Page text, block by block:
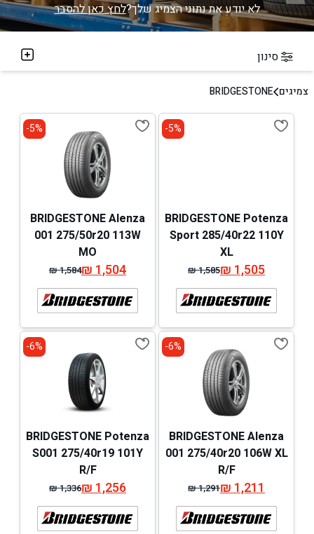
לא יודע את נתוני הצמיג שלך?לחץ כאן להסבר
סינון
צמיגים BRIDGESTONE
5%-
BRIDGESTONE Potenza
Sport 285/40r22 110Y
XL
₪1,585
המחיר
המקורי
היה:
₪ 1,585.
₪1,505
המחיר
הנוכחי
הוא:
₪ 1,505.
5%-
BRIDGESTONE Alenza
001 275/50r20 113W
MO
₪1,584
המחיר
המקורי
היה:
₪ 1,584.
₪1,504
המחיר
הנוכחי
הוא:
₪ 1,504.
6%-
BRIDGESTONE Alenza
001 275/40r20 106W XL
R/F
₪1,291
המחיר
המקורי
היה:
₪1,211
המחיר
הנוכחי
הוא:
6%-
BRIDGESTONE Potenza
S001 275/40r19 101Y
R/F
₪1,336
המחיר
המקורי
היה:
₪1,256
המחיר
הנוכחי
הוא: